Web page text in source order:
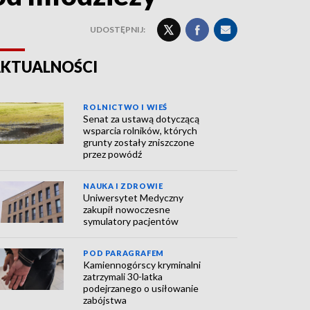
UDOSTĘPNIJ:
ROLNICTWO I WIEŚ
Senat za ustawą dotyczącą
wsparcia rolników, których
grunty zostały zniszczone
przez powódź
NAUKA I ZDROWIE
Uniwersytet Medyczny
zakupił nowoczesne
symulatory pacjentów
POD PARAGRAFEM
Kamiennogórscy kryminalni
zatrzymali 30-latka
podejrzanego o usiłowanie
zabójstwa